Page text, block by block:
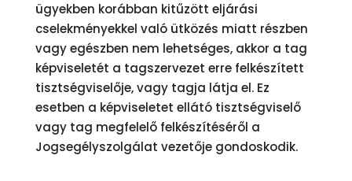
ügyekben korábban kitűzött eljárási
cselekményekkel való ütközés miatt részben
vagy egészben nem lehetséges, akkor a tag
képviseletét a tagszervezet erre felkészített
tisztségviselője, vagy tagja látja el. Ez
esetben a képviseletet ellátó tisztségviselő
vagy tag megfelelő felkészítéséről a
Jogsegélyszolgálat vezetője gondoskodik.